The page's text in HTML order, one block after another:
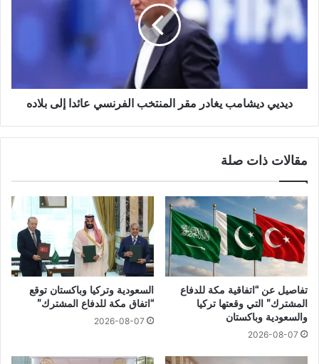
ديديي ديشامب يغادر مقر المنتخب الفرنسي عائدا إلى بلاده
مقالات ذات صلة
تفاصيل عن “اتفاقية مكة للدفاع
المشترك” التي وقعتها تركيا
والسعودية وباكستان
2026-08-07
السعودية وتركيا وباكستان توقع
“اتفاق مكة للدفاع المشترك”
2026-08-07